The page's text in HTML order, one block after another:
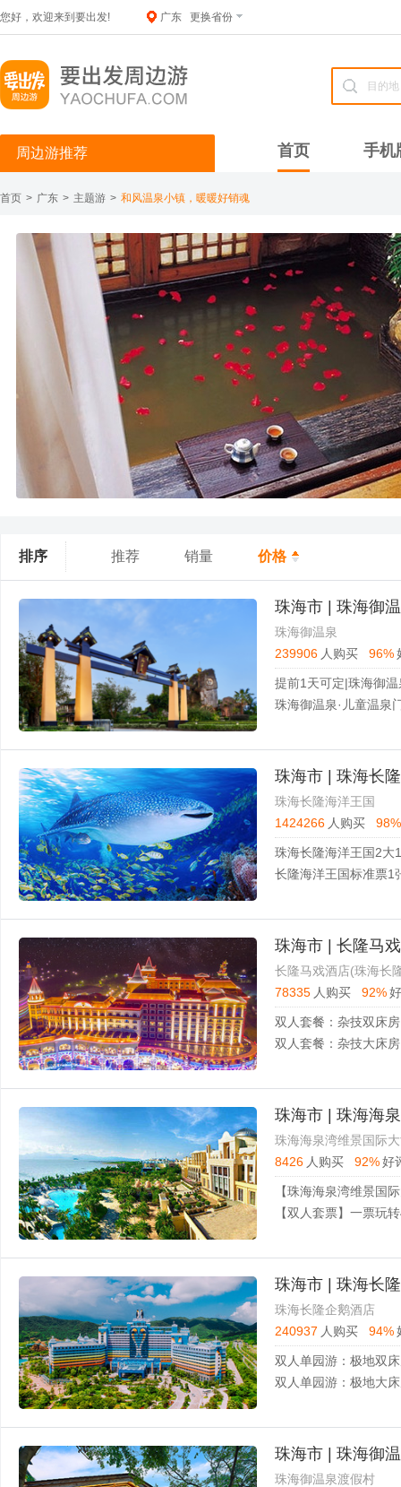
您好，欢迎来到要出发! 广东 更换省份
周边游推荐 首页 手机
首页 > 广东 > 主题游 > 和风温泉小镇，暖暖好销魂
排序 推荐 销量 价格
珠海市 | 珠海御
珠海御温泉
239906 人购买 96%
提前1天可定|珠海御
珠海御温泉·儿童温泉
珠海市 | 珠海长
珠海长隆海洋王国
1424266 人购买 98%
珠海长隆海洋王国2大
长隆海洋王国标准票1
珠海市 | 长隆马
长隆马戏酒店(珠海长
78335 人购买 92%
珠海市 | 珠海海
珠海海泉湾维景国际
8426 人购买 92%好
珠海市 | 珠海长
珠海长隆企鹅酒店
240937 人购买 94%
双人单园游：极地双
双人单园游：极地大
珠海市 | 珠海御
珠海御温泉渡假村